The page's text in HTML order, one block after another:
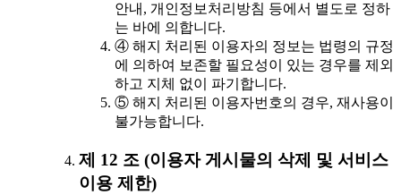
안내, 개인정보처리방침 등에서 별도로 정하
는 바에 의합니다.
④ 해지 처리된 이용자의 정보는 법령의 규정
에 의하여 보존할 필요성이 있는 경우를 제외
하고 지체 없이 파기합니다.
⑤ 해지 처리된 이용자번호의 경우, 재사용이
불가능합니다.
제 12 조 (이용자 게시물의 삭제 및 서비스
이용 제한)